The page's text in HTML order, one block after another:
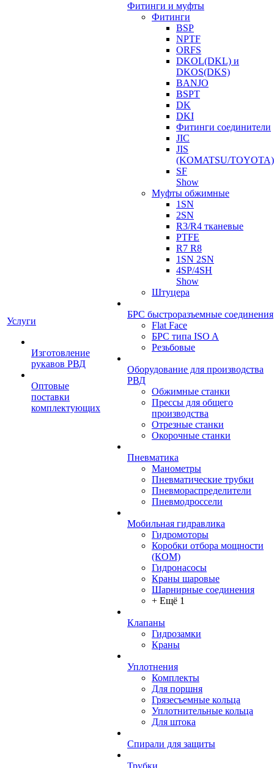
Услуги
Изготовление
рукавов РВД
Оптовые
поставки
комплектующих
Фитинги и муфты
Фитинги
BSP
NPTF
ORFS
DKOL(DKL) и
DKOS(DKS)
BANJO
BSPT
DK
DKI
Фитинги соединители
JIC
JIS
(KOMATSU/TOYOTA)
SF
Show
Муфты обжимные
1SN
2SN
R3/R4 тканевые
PTFE
R7 R8
1SN 2SN
4SP/4SH
Show
Штуцера
БРС быстроразъемные соединения
Flat Face
БРС типа ISO A
Резьбовые
Оборудование для производства
РВД
Обжимные станки
Прессы для общего
производства
Отрезные станки
Окорочные станки
Пневматика
Манометры
Пневматические трубки
Пневмораспределители
Пневмодроссели
Мобильная гидравлика
Гидромоторы
Коробки отбора мощности
(КОМ)
Гидронасосы
Краны шаровые
Шарнирные соединения
+ Ещё 1
Клапаны
Гидрозамки
Краны
Уплотнения
Комплекты
Для поршня
Грязесъемные кольца
Уплотнительные кольца
Для штока
Спирали для защиты
Трубки